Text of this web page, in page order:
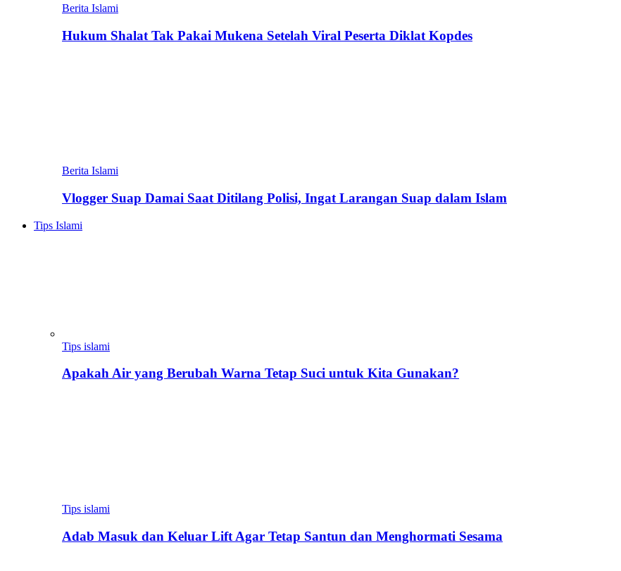
Berita Islami
Hukum Shalat Tak Pakai Mukena Setelah Viral Peserta Diklat Kopdes
Berita Islami
Vlogger Suap Damai Saat Ditilang Polisi, Ingat Larangan Suap dalam Islam
Tips Islami
Tips islami
Apakah Air yang Berubah Warna Tetap Suci untuk Kita Gunakan?
Tips islami
Adab Masuk dan Keluar Lift Agar Tetap Santun dan Menghormati Sesama